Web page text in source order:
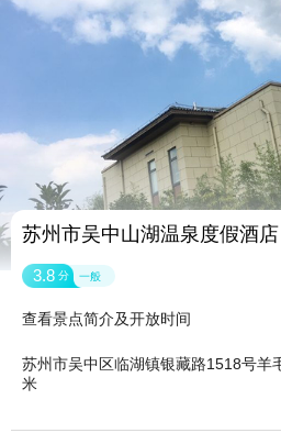
苏州市吴中山湖温泉度假酒店
3.8 分 一般
查看景点简介及开放时间
苏州市吴中区临湖镇银藏路1518号羊
米